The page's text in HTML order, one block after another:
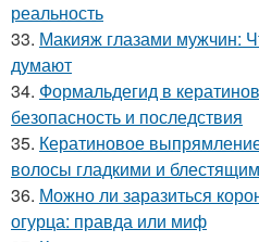
реальность
33. Макияж глазами мужчин:
думают
34. Формальдегид в
безопасность и последствия
35. Кератиновое
волосы гладкими и
36. Можно ли заразиться
огурца: правда или миф